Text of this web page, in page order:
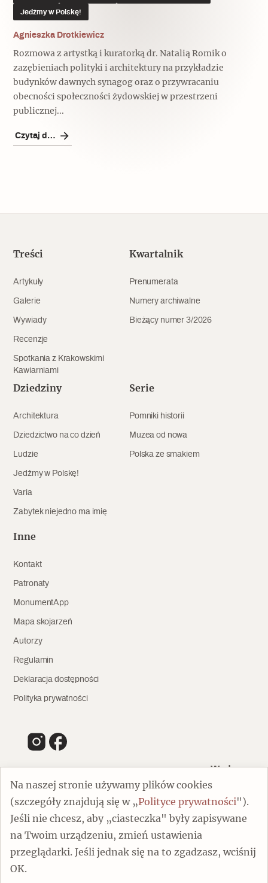
Na naszej stronie używamy plików cookies
(szczegóły znajdują się w „Polityce prywatności").
Jeśli nie chcesz, aby „ciasteczka" były zapisywane
na Twoim urządzeniu, zmień ustawienia
przeglądarki. Jeśli jednak się na to zgadzasz, wciśnij
OK.
Jedźmy w Polskę!
Agnieszka Drotkiewicz
Rozmowa z artystką i kuratorką dr. Natalią Romik o
zazębieniach polityki i architektury na przykładzie
budynków dawnych synagog oraz o przywracaniu
obecności społeczności żydowskiej w przestrzeni
publicznej...
Czytaj dalej
Treści
Artykuły
Galerie
Wywiady
Recenzje
Spotkania z Krakowskimi
Kawiarniami
Kwartalnik
Prenumerata
Numery archiwalne
Bieżący numer 3/2026
Dziedziny
Architektura
Dziedzictwo na co dzień
Ludzie
Jedźmy w Polskę!
Varia
Zabytek niejedno ma imię
Serie
Pomniki historii
Muzea od nowa
Polska ze smakiem
Inne
Kontakt
Patronaty
MonumentApp
Mapa skojarzeń
Autorzy
Regulamin
Deklaracja dostępności
Polityka prywatności
Wydawca
00-805 Warszawa
ul. Chmielna 132/134
Dofinansowano ze środków Ministra Kultury i Dziedzictwa
Narodowego